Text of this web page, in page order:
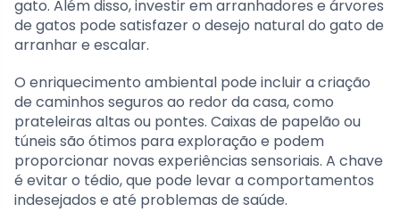
gato. Além disso, investir em arranhadores e árvores
de gatos pode satisfazer o desejo natural do gato de
arranhar e escalar.
O enriquecimento ambiental pode incluir a criação
de caminhos seguros ao redor da casa, como
prateleiras altas ou pontes. Caixas de papelão ou
túneis são ótimos para exploração e podem
proporcionar novas experiências sensoriais. A chave
é evitar o tédio, que pode levar a comportamentos
indesejados e até problemas de saúde.